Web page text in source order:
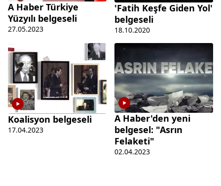
A Haber Türkiye
Yüzyılı belgeseli
27.05.2023
'Fatih Keşfe Giden Yol'
belgeseli
18.10.2020
Koalisyon belgeseli
17.04.2023
A Haber'den yeni
belgesel: "Asrın
Felaketi"
02.04.2023